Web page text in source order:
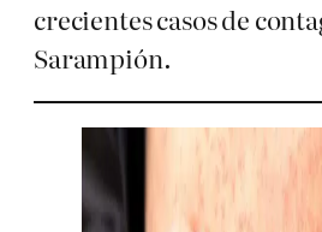
crecientes casos de
Sarampión.